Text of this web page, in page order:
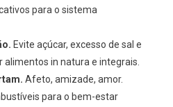
para o sistema
Evite açúcar, excesso de sal e
in natura e integrais.
Afeto, amizade, amor.
para o bem-estar